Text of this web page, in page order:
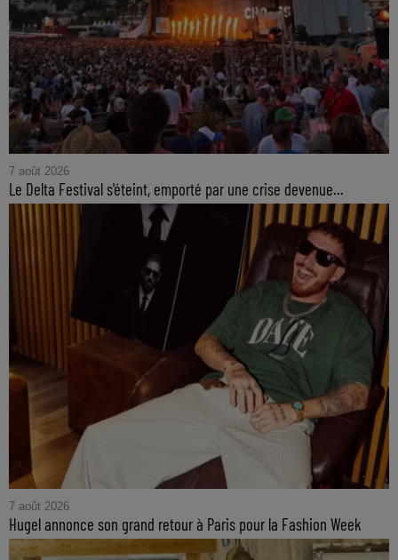
7 août 2026
Le Delta Festival s'éteint, emporté par une crise devenue...
7 août 2026
Hugel annonce son grand retour à Paris pour la Fashion Week